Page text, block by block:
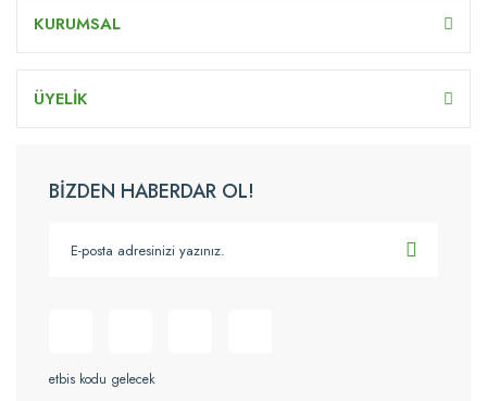
KURUMSAL
ÜYELİK
BİZDEN HABERDAR OL!
etbis kodu gelecek